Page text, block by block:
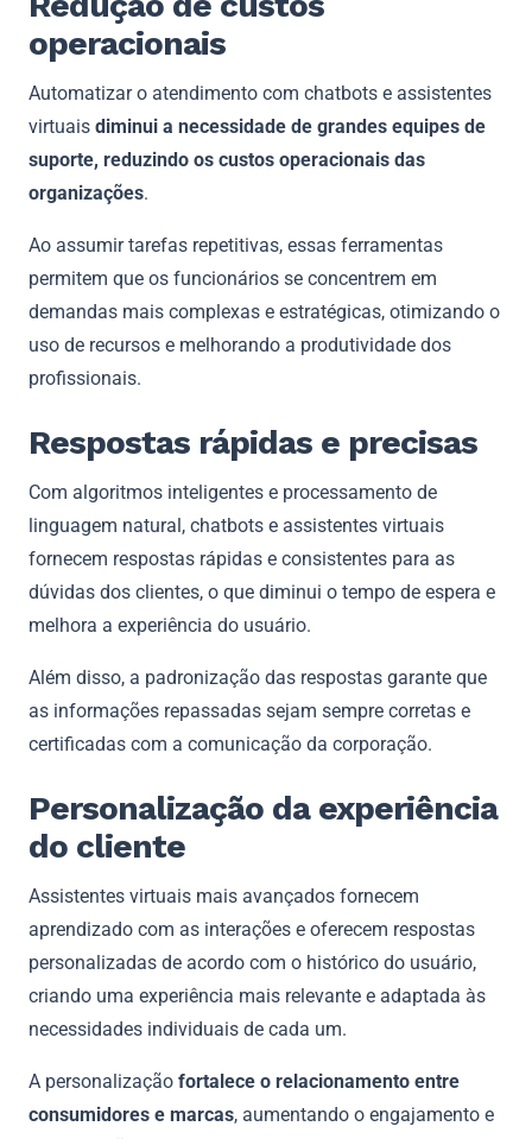
operacionais
Automatizar o atendimento com chatbots e assistentes
virtuais diminui a necessidade de grandes equipes de
suporte, reduzindo os custos operacionais das
organizações.
Ao assumir tarefas repetitivas, essas ferramentas
permitem que os funcionários se concentrem em
demandas mais complexas e estratégicas, otimizando o
uso de recursos e melhorando a produtividade dos
profissionais.
Respostas rápidas e precisas
Com algoritmos inteligentes e processamento de
linguagem natural, chatbots e assistentes virtuais
fornecem respostas rápidas e consistentes para as
dúvidas dos clientes, o que diminui o tempo de espera e
melhora a experiência do usuário.
Além disso, a padronização das respostas garante que
as informações repassadas sejam sempre corretas e
certificadas com a comunicação da corporação.
Personalização da experiência
do cliente
Assistentes virtuais mais avançados fornecem
aprendizado com as interações e oferecem respostas
personalizadas de acordo com o histórico do usuário,
criando uma experiência mais relevante e adaptada às
necessidades individuais de cada um.
A personalização fortalece o relacionamento entre
consumidores e marcas, aumentando o engajamento e